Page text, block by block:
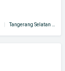
Tangerang Selatan Kota